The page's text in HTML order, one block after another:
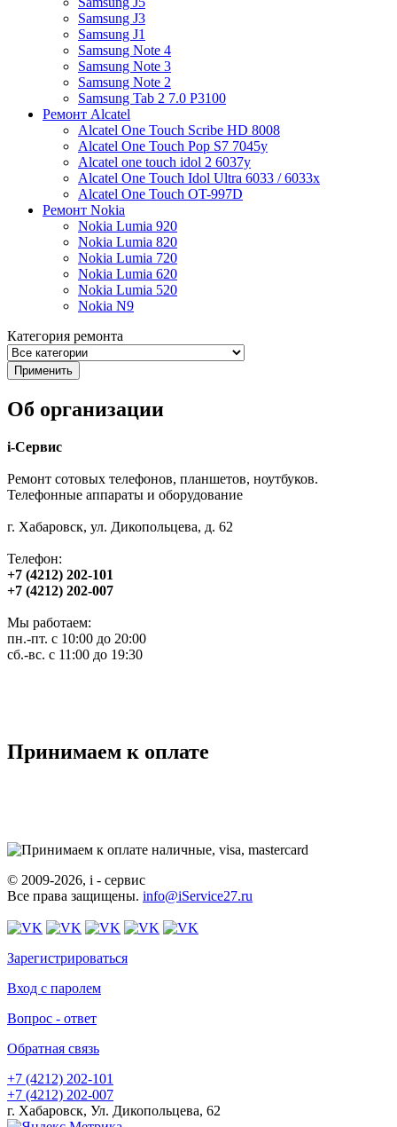
Samsung J3
Samsung J1
Samsung Note 4
Samsung Note 3
Samsung Note 2
Samsung Tab 2 7.0 P3100
Ремонт Alcatel
Alcatel One Touch Scribe HD 8008
Alcatel One Touch Pop S7 7045y
Alcatel one touch idol 2 6037y
Alcatel One Touch Idol Ultra 6033 / 6033x
Alcatel One Touch OT-997D
Ремонт Nokia
Nokia Lumia 920
Nokia Lumia 820
Nokia Lumia 720
Nokia Lumia 620
Nokia Lumia 520
Nokia N9
Категория ремонта
Об организации
i-Сервис
Ремонт сотовых телефонов, планшетов, ноутбуков.
Телефонные аппараты и оборудование
г. Хабаровск, ул. Дикопольцева, д. 62
Телефон:
+7 (4212) 202-101
+7 (4212) 202-007
Мы работаем:
пн.-пт. с 10:00 до 20:00
сб.-вс. с 11:00 до 19:30
Принимаем к оплате
© 2009-2026, i - сервис
Все права защищены. info@iService27.ru
Зарегистрироваться
Вход с паролем
Вопрос - ответ
Обратная связь
+7 (4212) 202-101
+7 (4212) 202-007
г. Хабаровск, Ул. Дикопольцева, 62